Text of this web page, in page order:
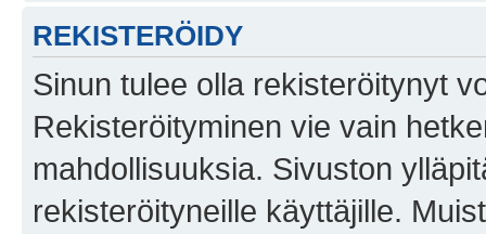
REKISTERÖIDY
Sinun tulee olla rekisteröitynyt
Rekisteröityminen vie vain
mahdollisuuksia. Sivuston
rekisteröityneille käyttäjille.